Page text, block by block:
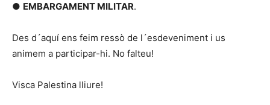
● EMBARGAMENT MILITAR.
Des d´aquí ens feim ressò de l´esdeveniment i us
animem a participar-hi. No falteu!
Visca Palestina lliure!